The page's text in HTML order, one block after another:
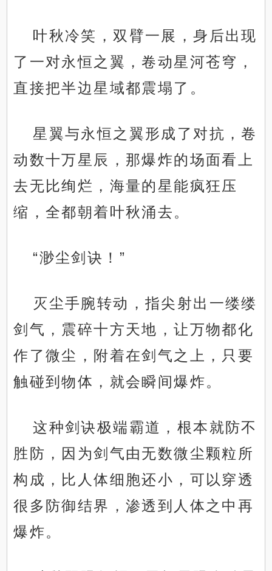
叶秋冷笑，双臂一展，身后出现
了一对永恒之翼，卷动星河苍穹，
直接把半边星域都震塌了。
星翼与永恒之翼形成了对抗，卷
动数十万星辰，那爆炸的场面看上
去无比绚烂，海量的星能疯狂压
缩，全都朝着叶秋涌去。
“渺尘剑诀！”
灭尘手腕转动，指尖射出一缕缕
剑气，震碎十方天地，让万物都化
作了微尘，附着在剑气之上，只要
触碰到物体，就会瞬间爆炸。
这种剑诀极端霸道，根本就防不
胜防，因为剑气由无数微尘颗粒所
构成，比人体细胞还小，可以穿透
很多防御结界，渗透到人体之中再
爆炸。